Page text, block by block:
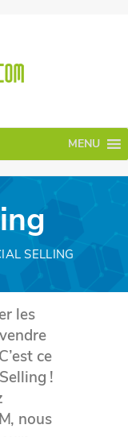
MENU
SELLING
les
ce
!
nous